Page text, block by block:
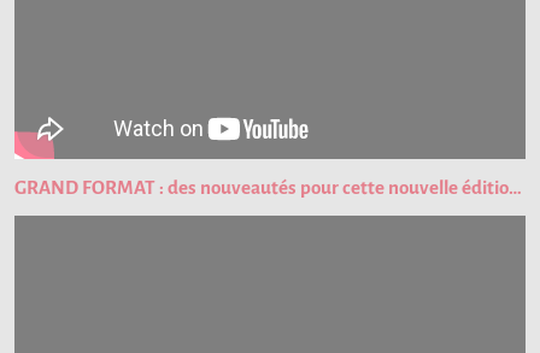
GRAND FORMAT : des nouveautés pour cette nouvelle édition du Passeport Gourmand !